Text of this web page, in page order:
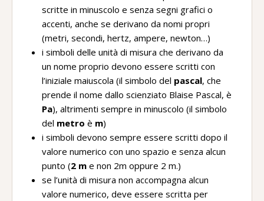
scritte in minuscolo e senza segni grafici o
accenti, anche se derivano da nomi propri
(metri, secondi, hertz, ampere, newton…)
i simboli delle unità di misura che derivano da
un nome proprio devono essere scritti con
l’iniziale maiuscola (il simbolo del pascal, che
prende il nome dallo scienziato Blaise Pascal, è
Pa), altrimenti sempre in minuscolo (il simbolo
del metro è m)
i simboli devono sempre essere scritti dopo il
valore numerico con uno spazio e senza alcun
punto (2 m e non 2m oppure 2 m.)
se l’unità di misura non accompagna alcun
valore numerico, deve essere scritta per